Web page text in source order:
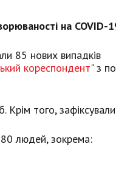
на COVID-
85 нових випадків
кореспондент" з
того,
людей, зокрема: